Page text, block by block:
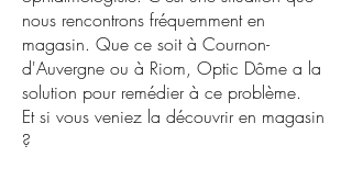
nous rencontrons fréquemment en
magasin. Que ce soit à Cournon-
d'Auvergne ou à Riom, Optic Dôme a la
solution pour remédier à ce problème.
Et si vous veniez la découvrir en magasin
?